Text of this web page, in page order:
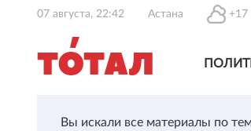
07 августа, 22:42 Астана +17
Вы искали все материалы по